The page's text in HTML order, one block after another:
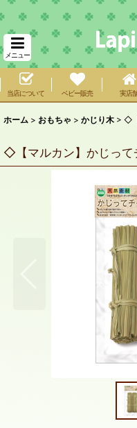
メニュー
当店について ベビー販売 実店
ホーム > おもちゃ > かじり木 > ◇
◇【マルカン】かじって